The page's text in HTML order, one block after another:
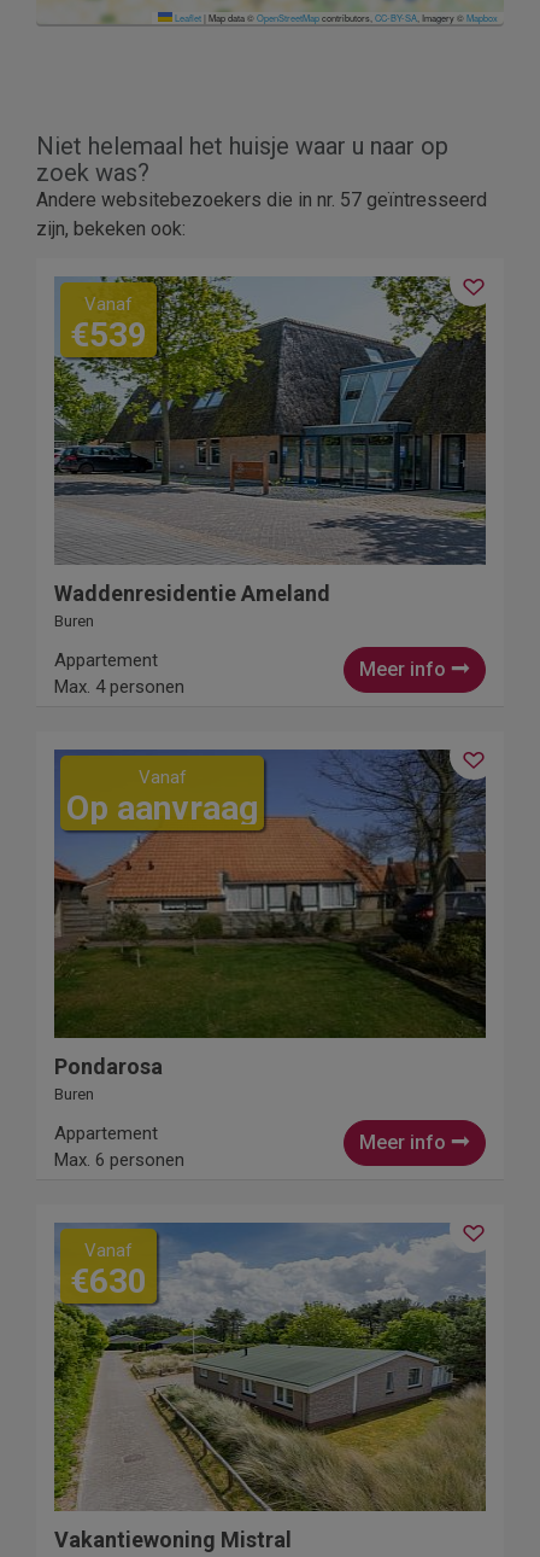
Leaflet|Map data ©OpenStreetMapcontributors,CC-BY-SA, Imagery ©Mapbox
Niet helemaal het huisje waar u naar op
zoek was?
Andere websitebezoekers die in nr. 57 geïntresseerd
zijn, bekeken ook:
Vanaf
€539
Waddenresidentie Ameland
Buren
Meer info
Appartement
Max. 4 personen
Vanaf
Op aanvraag
Pondarosa
Buren
Meer info
Appartement
Max. 6 personen
Vanaf
€630
Vakantiewoning Mistral